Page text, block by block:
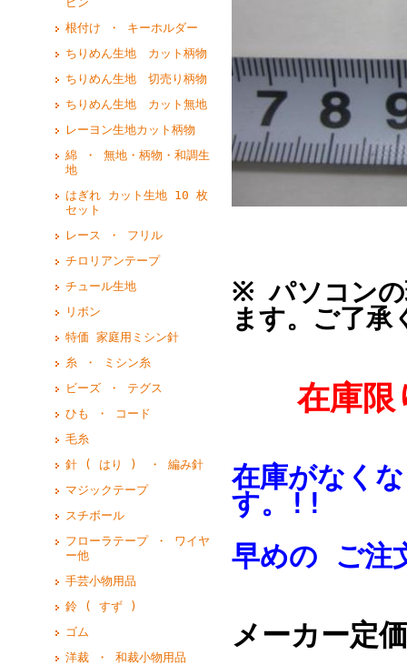
根付け ・ キーホルダー
ちりめん生地 カット柄物
ちりめん生地 切売り柄物
ちりめん生地 カット無地
レーヨン生地カット柄物
綿 ・ 無地・柄物・和調生
地
はぎれ カット生地 10 枚
セット
レース ・ フリル
チロリアンテープ
チュール生地
リボン
特価 家庭用ミシン針
糸 ・ ミシン糸
ビーズ ・ テグス
ひも ・ コード
毛糸
針 ( はり ) ・ 編み針
マジックテープ
スチボール
フローラテープ ・ ワイヤ
ー他
手芸小物用品
鈴 ( すず )
ゴム
洋裁 ・ 和裁小物用品
※ パソコンの
ます。ご了承
在庫限
在庫がなく
す。!!
早めの ご注
メーカー定